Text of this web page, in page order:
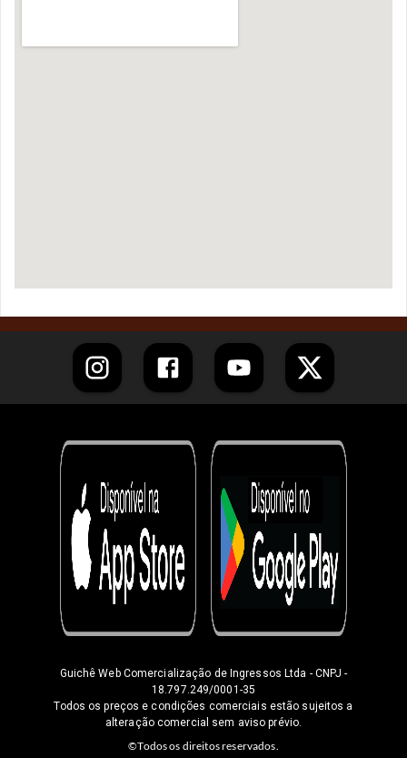
Guichê Web Comercialização de Ingressos Ltda - CNPJ -
18.797.249/0001-35
Todos os preços e condições comerciais estão sujeitos a
alteração comercial sem aviso prévio.
©Todos os direitos reservados.